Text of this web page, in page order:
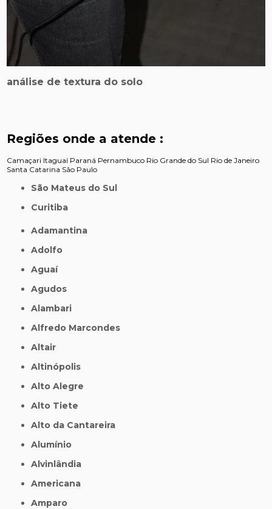
análise de textura do solo
Regiões onde a atende :
Camaçari Itaguaí Paraná Pernambuco Rio Grande do Sul Rio de Janeiro
Santa Catarina São Paulo
São Mateus do Sul
Curitiba
Adamantina
Adolfo
Aguaí
Agudos
Alambari
Alfredo Marcondes
Altair
Altinópolis
Alto Alegre
Alto Tiete
Alto da Cantareira
Alumínio
Alvinlândia
Americana
Amparo